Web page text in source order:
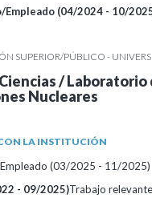
Empleado (04/2024 - 10/
SUPERIOR/PÚBLICO -
/
Nucleares
LA INSTITUCIÓN
(03/2025 - 11/2025)
- 09/2025)Trabajo relevante